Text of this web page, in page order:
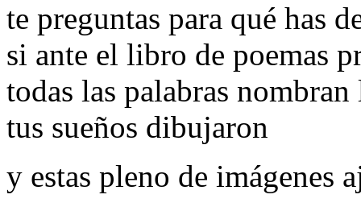
te preguntas para qué has
si ante el libro de poemas
todas las palabras nombran
tus sueños dibujaron
y estas pleno de imágenes